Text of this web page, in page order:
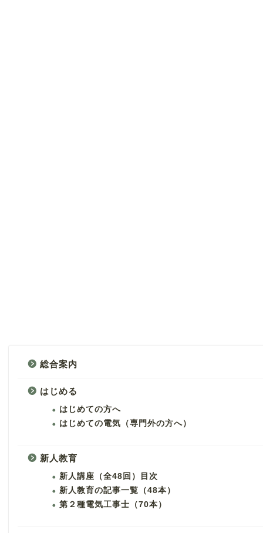
総合案内
はじめる
はじめての方へ
はじめての電気（専門外の方へ）
新人教育
新人講座（全48回）目次
新人教育の記事一覧（48本）
第２種電気工事士（70本）